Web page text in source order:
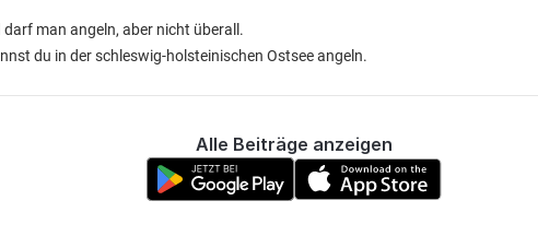
man angeln, aber nicht überall.
du in der schleswig-holsteinischen Ostsee angeln.
Alle Beiträge anzeigen